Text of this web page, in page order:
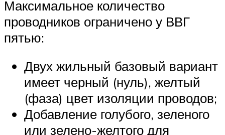
Максимальное количество
проводников ограничено у ВВГ
пятью:
Двух жильный базовый вариант
имеет черный (нуль), желтый
(фаза) цвет изоляции проводов;
Добавление голубого, зеленого
или зелено-желтого для